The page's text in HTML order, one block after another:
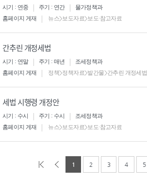
시기 : 연중 주기 : 연간
물가정책과
홈페이지 게재
뉴스>보도자료>보도·참고자료
간추린 개정세법
시기 : 연말 주기 : 매년
조세정책과
홈페이지 게재
정책>정책자료>발간물>간추린 개정세법
세법 시행령 개정안
시기 : 수시 주기 : 수시
조세정책과
홈페이지 게재
뉴스>보도자료>보도·참고자료
1 2 3 4 5